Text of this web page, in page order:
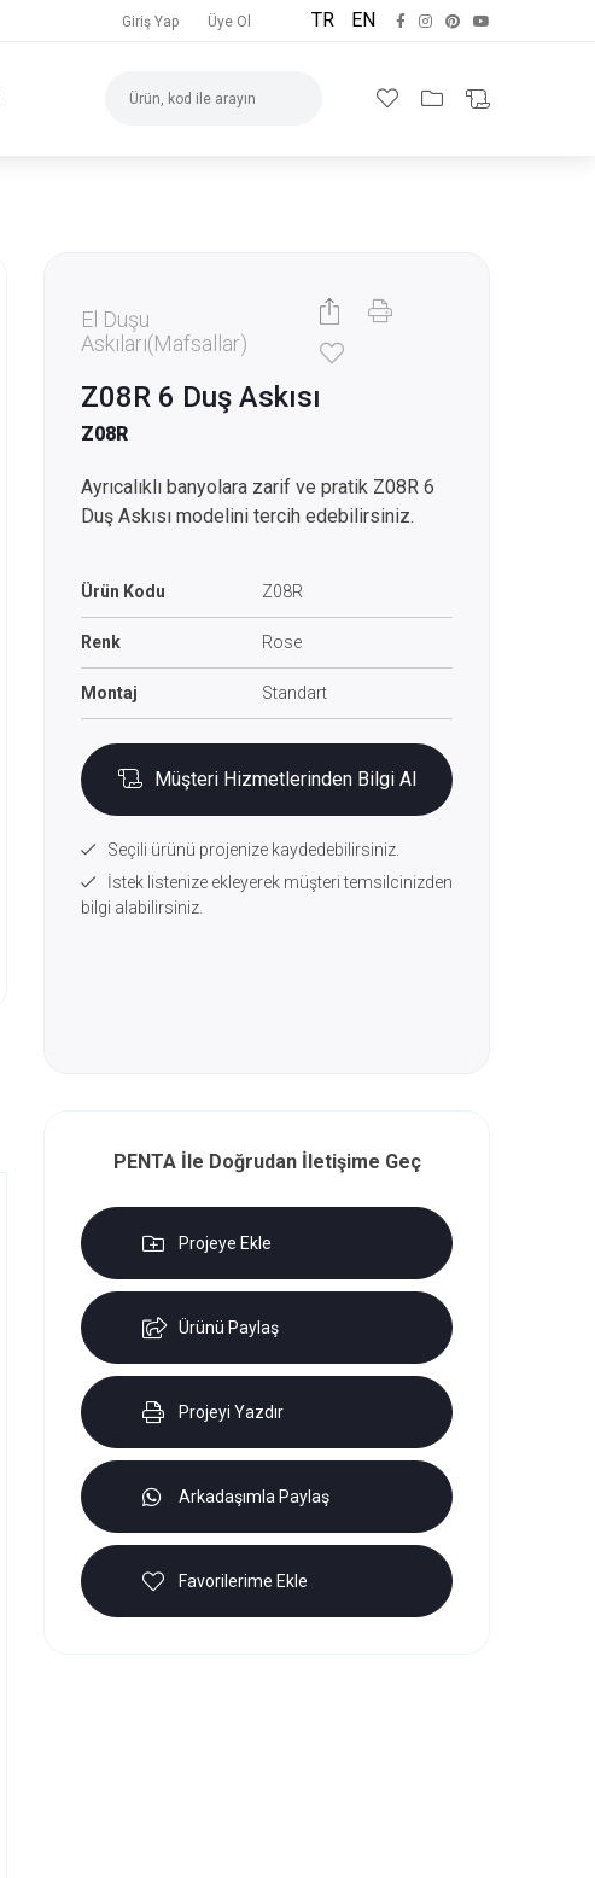
Giriş Yap Üye Ol TR EN
El Duşu
Askıları(Mafsallar)
Z08R 6 Duş Askısı
Z08R
Ayrıcalıklı banyolara zarif ve pratik Z08R 6
Duş Askısı modelini tercih edebilirsiniz.
Ürün Kodu Z08R
Renk Rose
Montaj Standart
Müşteri Hizmetlerinden Bilgi Al
Seçili ürünü projenize kaydedebilirsiniz.
İstek listenize ekleyerek müşteri temsilcinizden
bilgi alabilirsiniz.
PENTA İle Doğrudan İletişime Geç
Projeye Ekle
Ürünü Paylaş
Projeyi Yazdır
Arkadaşımla Paylaş
Favorilerime Ekle